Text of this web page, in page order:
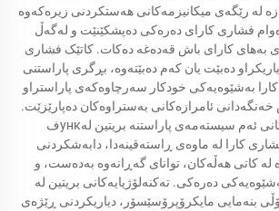
لە رێگەی میکانیزمەکانی هەستکردنی زیرەکەوە
فشاری کارای دەرەکی دەپشکێنێت و لەگەڵ
بەهای کارای باش قەدەغە دەکات. کاتێک فشاری
دەبێت یان کەم دەبێتەوە، بڕگری پاراستنی
بەشێوەیەکی خودکار سەرچاوەکەی پاراستراو
ئامرازەکانی بەستراوەکان دەپارێزێت.
فункشنە سەرەکییەکانی ئەم سیستەمەی پاراستنە بریتین لە
کارا لە ماوەی ڕاستەقینەدا، دابەشکردنی
کاتی هەڵەکان، توانای گەڕانەوە بەدەست، و
دەرەکی. تەکنەلۆژیایەکانی بریتین لە
بنەمايی مایکرۆپرۆسێسۆر، دیاریکردنی ڕێژەی